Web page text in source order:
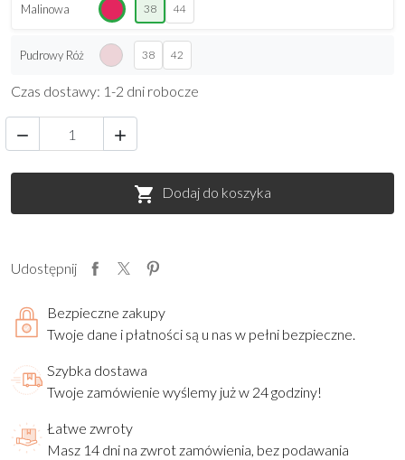
Malinowa 38 44
Pudrowy Róż 38 42
Czas dostawy: 1-2 dni robocze
 
 Dodaj do koszyka
Udostępnij
Bezpieczne zakupy
Twoje dane i płatności są u nas w pełni bezpieczne.
Szybka dostawa
Twoje zamówienie wyślemy już w 24 godziny!
Łatwe zwroty
Masz 14 dni na zwrot zamówienia, bez podawania